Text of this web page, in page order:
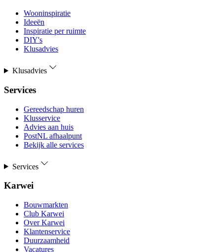
Wooninspiratie
Ideeën
Inspiratie per ruimte
DIY's
Klusadvies
Klusadvies
Services
Gereedschap huren
Klusservice
Advies aan huis
PostNL afhaalpunt
Bekijk alle services
Services
Karwei
Bouwmarkten
Club Karwei
Over Karwei
Klantenservice
Duurzaamheid
Vacatures